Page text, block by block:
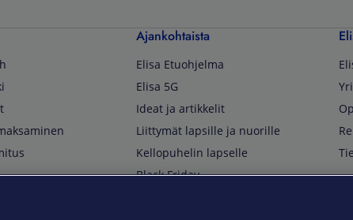
Ajankohtaista
Elisa Etuohjelma
Elisa 5G
Ideat ja artikkelit
Liittymät lapsille ja nuorille
Kellopuhelin lapselle
Black Friday